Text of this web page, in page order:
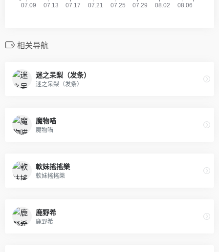
相关导航
迷之呆梨（发条）
迷之呆梨（发条）
魔物喵
魔物喵
軟妹搖搖樂
軟妹搖搖樂
鹿野希
鹿野希